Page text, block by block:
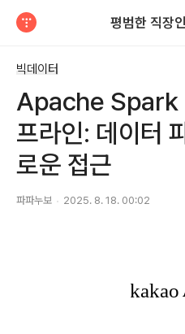
평범한 직장
빅데이터
Apache Spark
프라인: 데이터
로운 접근
파파누보 2025. 8. 18. 00:02